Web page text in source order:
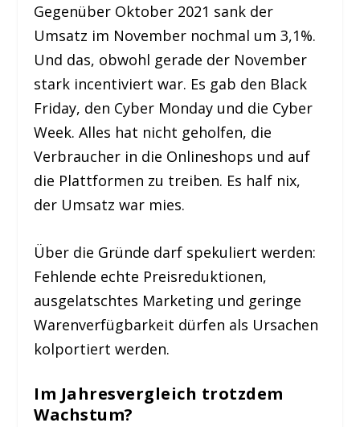
Gegenüber Oktober 2021 sank der
Umsatz im November nochmal um 3,1%.
Und das, obwohl gerade der November
stark incentiviert war. Es gab den Black
Friday, den Cyber Monday und die Cyber
Week. Alles hat nicht geholfen, die
Verbraucher in die Onlineshops und auf
die Plattformen zu treiben. Es half nix,
der Umsatz war mies.
Über die Gründe darf spekuliert werden:
Fehlende echte Preisreduktionen,
ausgelatschtes Marketing und geringe
Warenverfügbarkeit dürfen als Ursachen
kolportiert werden.
Im Jahresvergleich trotzdem
Wachstum?